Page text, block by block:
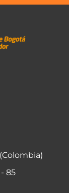
85